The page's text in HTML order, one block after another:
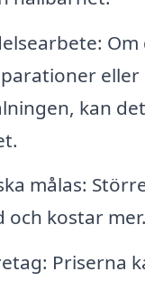
Om
kan
målas:
och kostar mer.
Priserna